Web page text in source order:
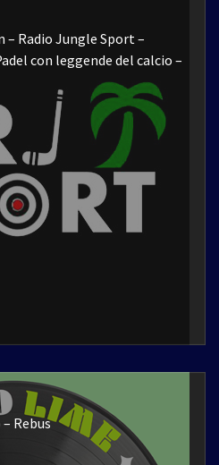
– Radio Jungle Sport –
con leggende del calcio –
Rebus